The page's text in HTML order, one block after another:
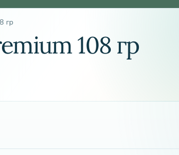
гр
108 гр